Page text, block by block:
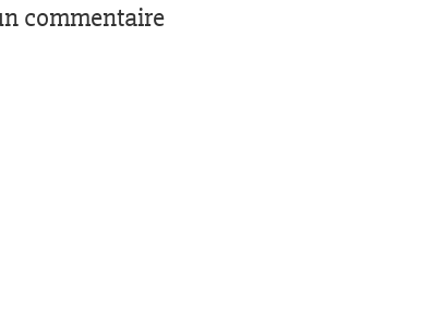
commentaire